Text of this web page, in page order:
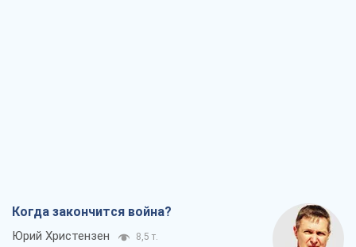
Когда закончится война?
Юрий Христензен 8,5 т.